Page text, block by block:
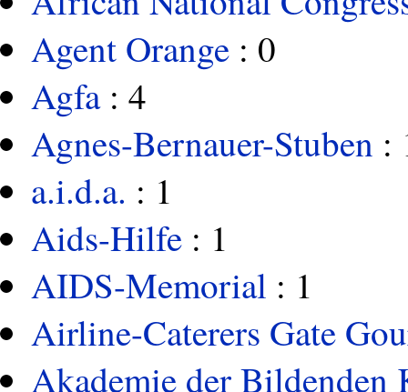
Agent Orange : 0
Agfa: 4
Agnes-Bernauer-Stuben :
a.i.d.a. : 1
Aids-Hilfe : 1
AIDS-Memorial : 1
Airline-Caterers Gate
Akademie der Bildenden